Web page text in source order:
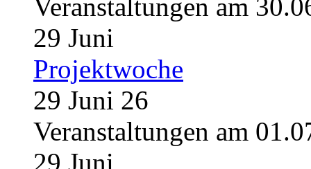
Veranstaltungen am
29 Juni
Projektwoche
29 Juni 26
Veranstaltungen am
29 Juni